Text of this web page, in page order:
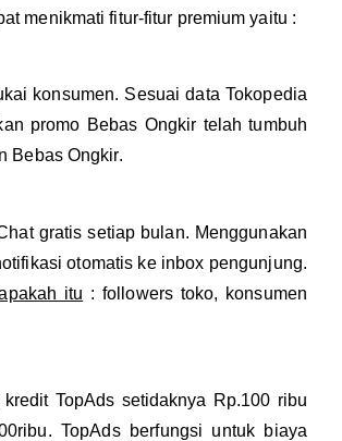
menikmati fitur-fitur premium yaitu :
konsumen. Sesuai data Tokopedia
promo Bebas Ongkir telah tumbuh
Bebas Ongkir.
gratis setiap bulan. Menggunakan
otomatis ke inbox pengunjung.
itu : followers toko, konsumen
TopAds setidaknya Rp.100 ribu
TopAds berfungsi untuk biaya